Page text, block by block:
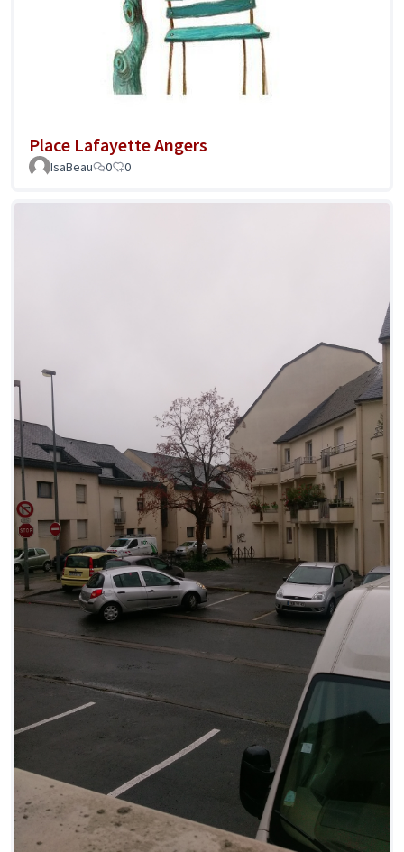
Place Lafayette Angers
IsaBeau 0 0